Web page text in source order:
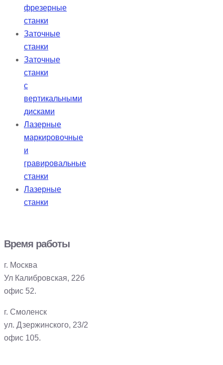
фрезерные
станки
Заточные
станки
Заточные
станки
с
вертикальными
дисками
Лазерные
маркировочные
и
гравировальные
станки
Лазерные
станки
Время работы
г. Москва
Ул Калибровская, 22б
офис 52.
г. Смоленск
ул. Дзержинского, 23/2
офис 105.